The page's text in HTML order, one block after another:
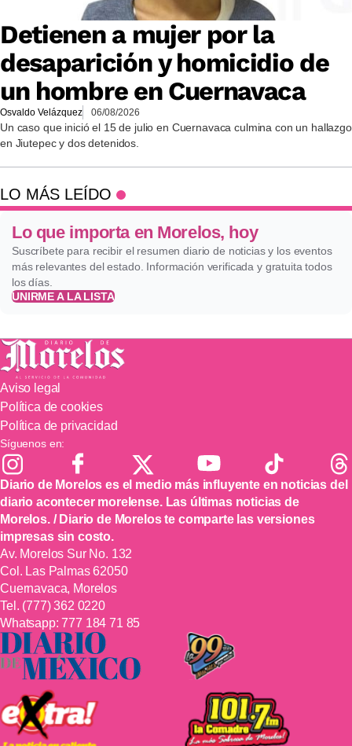
Detienen a mujer por la
desaparición y homicidio de
un hombre en Cuernavaca
Osvaldo Velázquez 06/08/2026
Un caso que inició el 15 de julio en Cuernavaca culmina con un hallazgo
en Jiutepec y dos detenidos.
LO MÁS LEÍDO
Lo que importa en Morelos, hoy
Suscríbete para recibir el resumen diario de noticias y los eventos
más relevantes del estado. Información verificada y gratuita todos
los días.
UNIRME A LA LISTA
Aviso legal
Política de cookies
Política de privacidad
Síguenos en:
Diario de Morelos es el medio más influyente en noticias del
diario acontecer morelense. Las últimas noticias de
Morelos. / Diario de Morelos te comparte las versiones
impresas sin costo.
Av. Morelos Sur No. 132
Col. Las Palmas 62050
Cuernavaca, Morelos
Tel. (777) 362 0220
Whatsapp:777 184 71 85